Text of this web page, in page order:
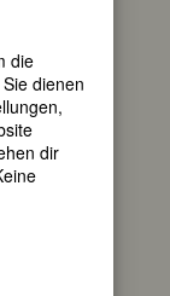
die
dienen
dir